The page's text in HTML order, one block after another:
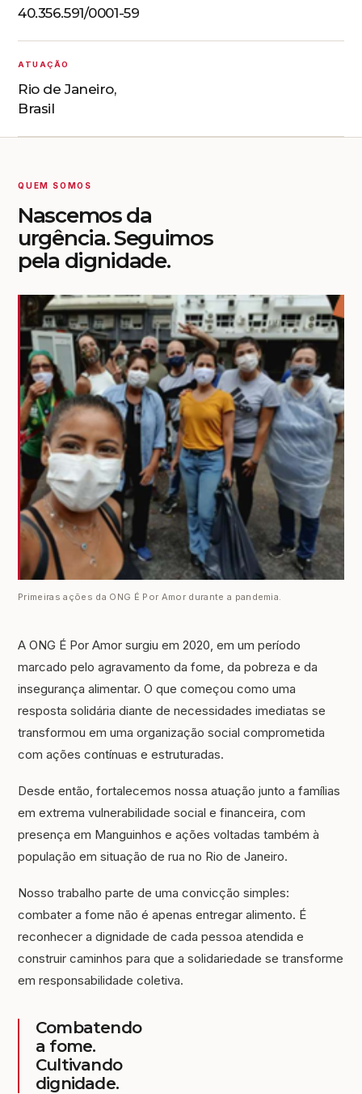
40.356.591/0001-59
ATUAÇÃO
Rio de Janeiro,
Brasil
QUEM SOMOS
Nascemos da
urgência. Seguimos
pela dignidade.
Primeiras ações da ONG É Por Amor durante a pandemia.
A ONG É Por Amor surgiu em 2020, em um período
marcado pelo agravamento da fome, da pobreza e da
insegurança alimentar. O que começou como uma
resposta solidária diante de necessidades imediatas se
transformou em uma organização social comprometida
com ações contínuas e estruturadas.
Desde então, fortalecemos nossa atuação junto a famílias
em extrema vulnerabilidade social e financeira, com
presença em Manguinhos e ações voltadas também à
população em situação de rua no Rio de Janeiro.
Nosso trabalho parte de uma convicção simples:
combater a fome não é apenas entregar alimento. É
reconhecer a dignidade de cada pessoa atendida e
construir caminhos para que a solidariedade se transforme
em responsabilidade coletiva.
Combatendo
a fome.
Cultivando
dignidade.